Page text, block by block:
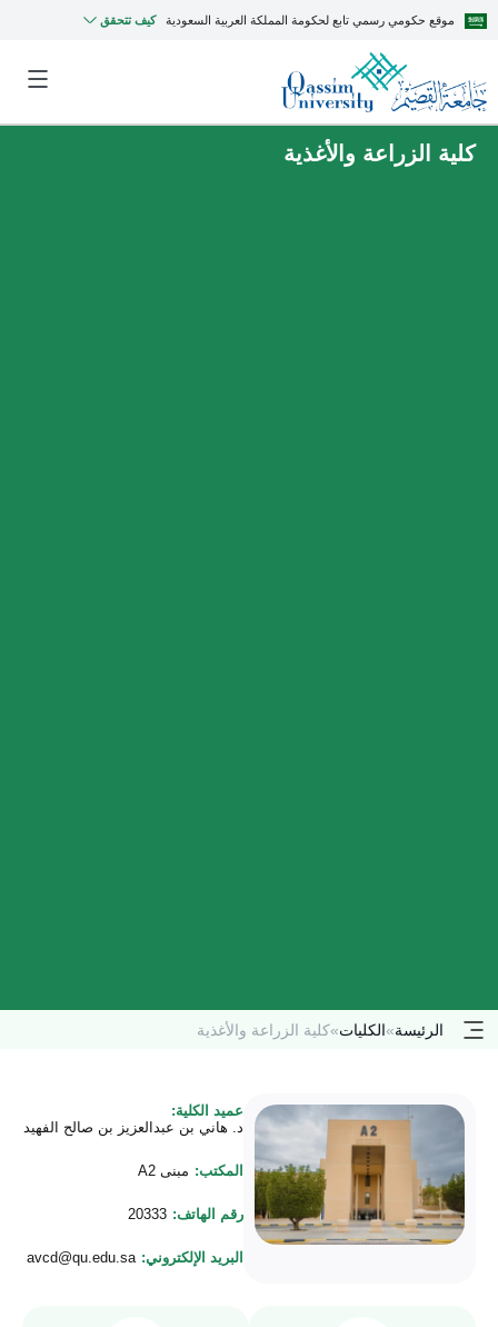
موقع حكومي رسمي تابع لحكومة المملكة العربية السعودية كيف تتحقق
كلية الزراعة والأغذية
الرئيسة»الكليات»كلية الزراعة والأغذية
عميد الكلية:
د. هاني بن عبدالعزيز بن صالح الفهيد
المكتب: مبنى A2
رقم الهاتف: 20333
البريد الإلكتروني: avcd@qu.edu.sa